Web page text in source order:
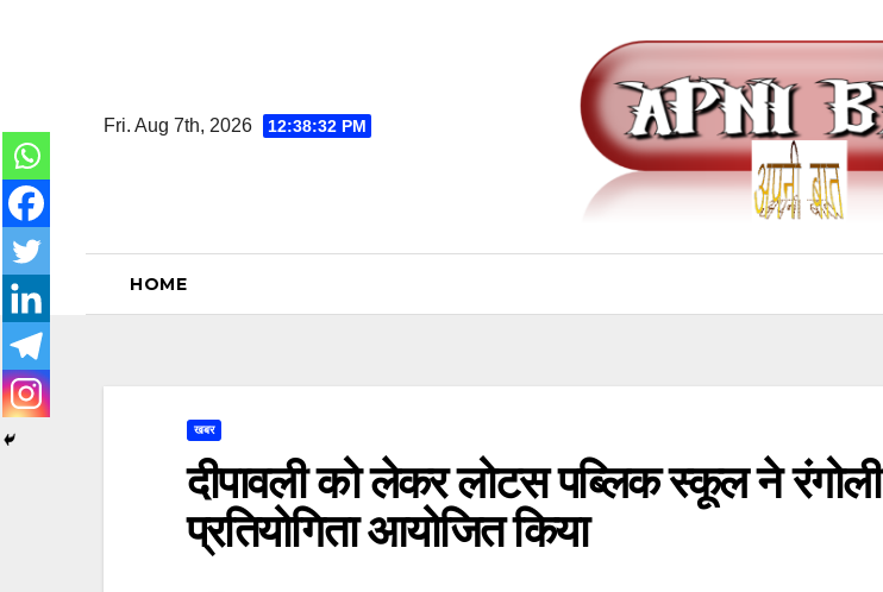
Fri. Aug 7th, 2026
12:38:34 PM
HOME
खबर
दीपावली को लेकर लोटस पब्लिक स्कूल ने रंगोली
प्रतियोगिता आयोजित किया